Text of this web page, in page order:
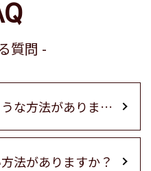
質問
方法がありますか？
法がありますか？